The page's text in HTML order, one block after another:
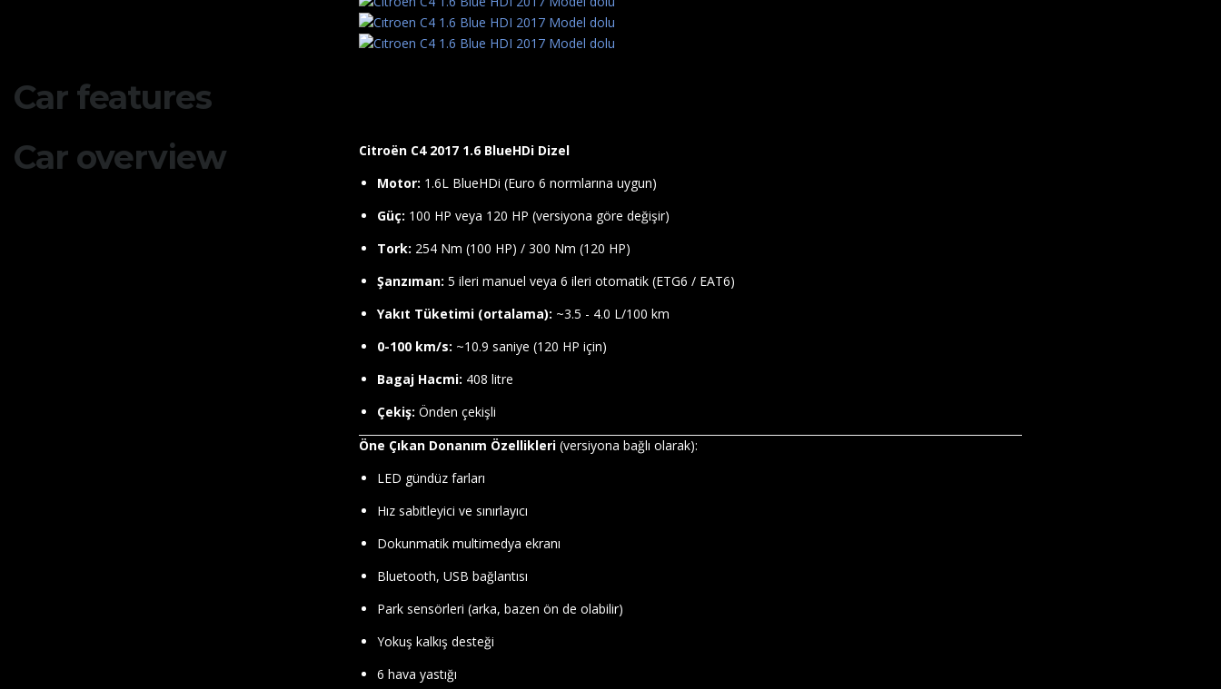
Car features
Car overview
Citroën C4 2017 1.6 BlueHDi Dizel
Motor: 1.6L BlueHDi (Euro 6 normlarına uygun)
Güç: 100 HP veya 120 HP (versiyona göre değişir)
Tork: 254 Nm (100 HP) / 300 Nm (120 HP)
Şanzıman: 5 ileri manuel veya 6 ileri otomatik (ETG6 / EAT6)
Yakıt Tüketimi (ortalama): ~3.5 - 4.0 L/100 km
0-100 km/s: ~10.9 saniye (120 HP için)
Bagaj Hacmi: 408 litre
Çekiş: Önden çekişli
Öne Çıkan Donanım Özellikleri(versiyona bağlı olarak):
LED gündüz farları
Hız sabitleyici ve sınırlayıcı
Dokunmatik multimedya ekranı
Bluetooth, USB bağlantısı
Park sensörleri (arka, bazen ön de olabilir)
Yokuş kalkış desteği
6 hava yastığı